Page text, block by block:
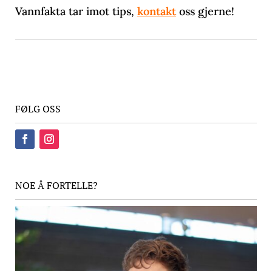
Vannfakta tar imot tips, kontaktoss gjerne!
FØLG OSS
NOE Å FORTELLE?